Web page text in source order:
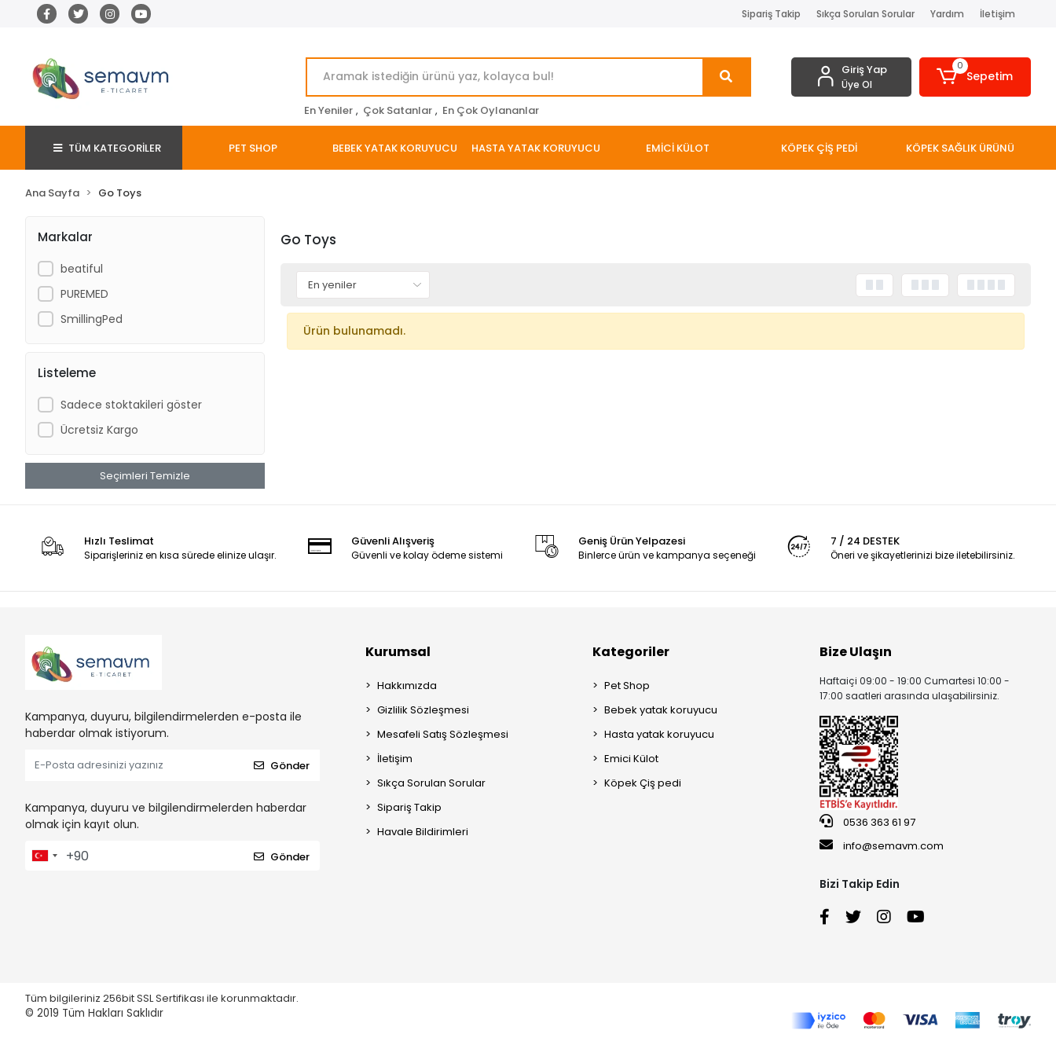
Sipariş Takip Sıkça Sorulan Sorular Yardım İletişim
En Yeniler , Çok Satanlar , En Çok Oylananlar
Giriş Yap
Üye Ol
0
Sepetim
TÜM KATEGORİLER PET SHOP BEBEK YATAK KORUYUCU HASTA YATAK KORUYUCU EMİCİ KÜLOT KÖPEK ÇİŞ PEDİ KÖPEK SAĞLIK ÜRÜNÜ
Ana Sayfa Go Toys
Markalar
beatiful
PUREMED
SmillingPed
Listeleme
Sadece stoktakileri göster
Ücretsiz Kargo
Seçimleri Temizle
Go Toys
Ürün bulunamadı.
Hızlı Teslimat
Siparişleriniz en kısa sürede elinize ulaşır.
Güvenli Alışveriş
Güvenli ve kolay ödeme sistemi
Geniş Ürün Yelpazesi
Binlerce ürün ve kampanya seçeneği
7 / 24 DESTEK
Öneri ve şikayetlerinizi bize iletebilirsiniz.
Kampanya, duyuru, bilgilendirmelerden e-posta ile
haberdar olmak istiyorum.
Gönder
Kampanya, duyuru ve bilgilendirmelerden haberdar
olmak için kayıt olun.
Gönder
Kurumsal
Hakkımızda
Gizlilik Sözleşmesi
Mesafeli Satış Sözleşmesi
İletişim
Sıkça Sorulan Sorular
Sipariş Takip
Havale Bildirimleri
Kategoriler
Pet Shop
Bebek yatak koruyucu
Hasta yatak koruyucu
Emici Külot
Köpek Çiş pedi
Bize Ulaşın
Haftaiçi 09:00 - 19:00 Cumartesi 10:00 -
17:00 saatleri arasında ulaşabilirsiniz.
0536 363 61 97
info@semavm.com
Bizi Takip Edin
Tüm bilgileriniz 256bit SSL Sertifikası ile korunmaktadır.
© 2019 Tüm Hakları Saklıdır